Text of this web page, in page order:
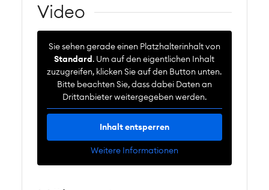
Video
Sie sehen gerade einen Platzhalterinhalt von
Standard . Um auf den eigentlichen Inhalt
zuzugreifen, klicken Sie auf den Button unten.
Bitte beachten Sie, dass dabei Daten an
Drittanbieter weitergegeben werden.
Inhalt entsperren
Weitere Informationen